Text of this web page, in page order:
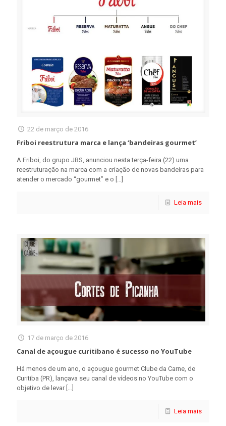
22 de março de 2016
Friboi reestrutura marca e lança ‘bandeiras gourmet’
A Friboi, do grupo JBS, anunciou nesta terça-feira (22) uma
reestruturação na marca com a criação de novas bandeiras para
atender o mercado “gourmet” e o […]
Leia mais
17 de março de 2016
Canal de açougue curitibano é sucesso no YouTube
Há menos de um ano, o açougue gourmet Clube da Carne, de
Curitiba (PR), lançava seu canal de vídeos no YouTube com o
objetivo de levar[…]
Leia mais